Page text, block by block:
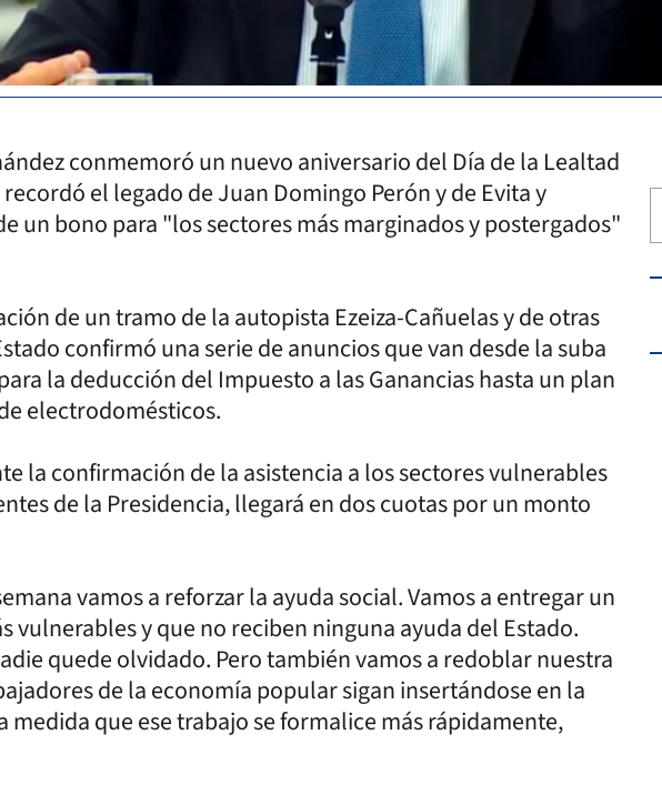
conmemoró un nuevo aniversario del Día de la Lealtad
el legado de Juan Domingo Perón y de Evita y
un bono para "los sectores más marginados y postergados"
de un tramo de la autopista Ezeiza-Cañuelas y de otras
confirmó una serie de anuncios que van desde la suba
la deducción del Impuesto a las Ganancias hasta un plan
electrodomésticos.
la confirmación de la asistencia a los sectores vulnerables
de la Presidencia, llegará en dos cuotas por un monto
vamos a reforzar la ayuda social. Vamos a entregar un
vulnerables y que no reciben ninguna ayuda del Estado.
quede olvidado. Pero también vamos a redoblar nuestra
de la economía popular sigan insertándose en la
medida que ese trabajo se formalice más rápidamente,